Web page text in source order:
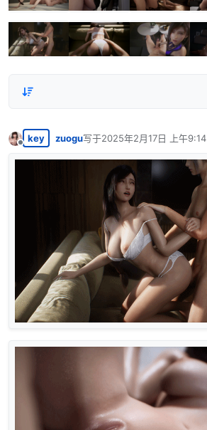
离线
key zuogu写于2025年2月17日 上午9:14
最后由 编辑